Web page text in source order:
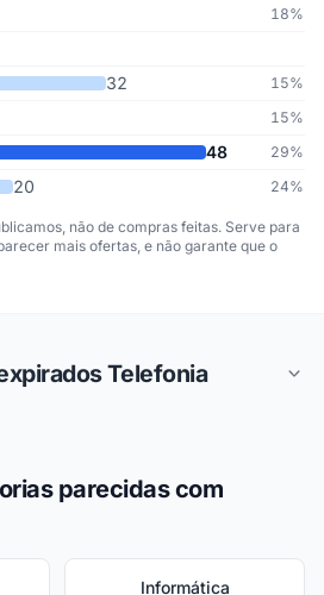
18%
32 15%
15%
48 29%
20 24%
não de compras feitas. Serve para
mais ofertas, e não garante que o
Telefonia
parecidas com
Informática